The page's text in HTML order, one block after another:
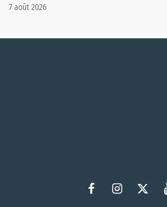
7 août 2026